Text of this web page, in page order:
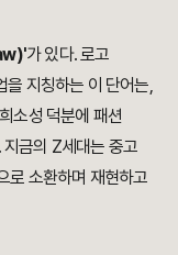
가 있다. 로고
을 지칭하는 이 단어는,
소성 덕분에 패션
금의 Z세대는 중고
로 소환하며 재현하고